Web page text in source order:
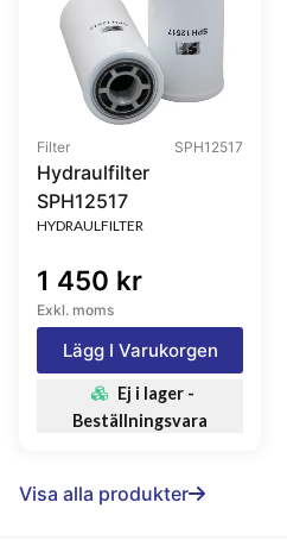
Filter SPH12517
Hydraulfilter
SPH12517
HYDRAULFILTER
1 450 kr
Exkl. moms
Lägg I Varukorgen
Ej i lager -
Beställningsvara
Visa alla produkter